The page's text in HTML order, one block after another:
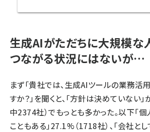
生成AIがただちに大規模な
つながる状況にはないが…
まず「貴社では、生成AIツールの業務活
すか？」を聞くと、「方針は決めていない
中2374社）でもっとも多かった。以下「
こともある」27.1%（1718社）、「会社と